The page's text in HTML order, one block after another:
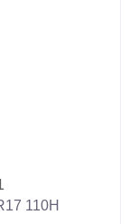
110H